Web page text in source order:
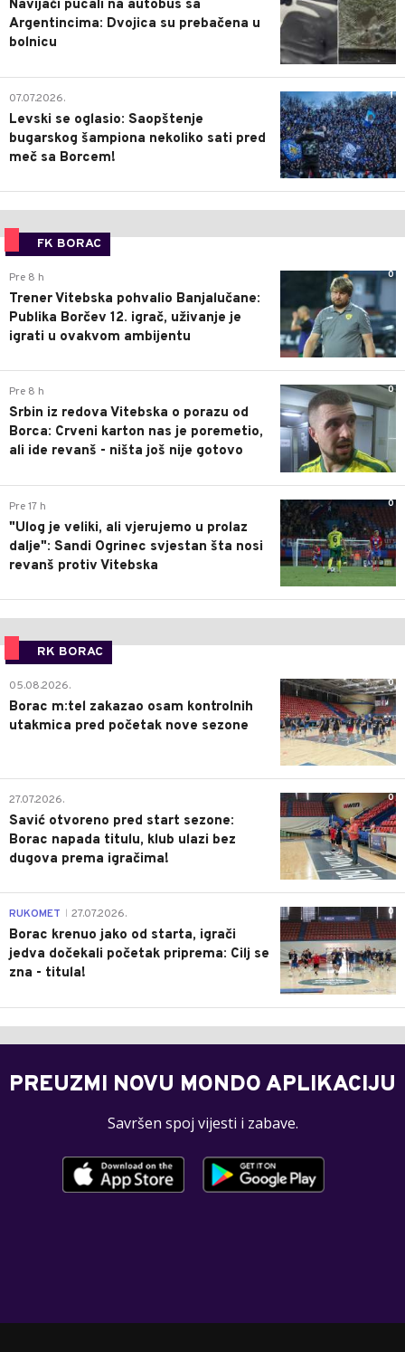
Navijači pucali na autobus sa
Argentincima: Dvojica su prebačena u
bolnicu
1
07.07.2026.
Levski se oglasio: Saopštenje
bugarskog šampiona nekoliko sati pred
meč sa Borcem!
FK BORAC
0
Pre 8 h
Trener Vitebska pohvalio Banjalučane:
Publika Borčev 12. igrač, uživanje je
igrati u ovakvom ambijentu
0
Pre 8 h
Srbin iz redova Vitebska o porazu od
Borca: Crveni karton nas je poremetio,
ali ide revanš - ništa još nije gotovo
0
Pre 17 h
"Ulog je veliki, ali vjerujemo u prolaz
dalje": Sandi Ogrinec svjestan šta nosi
revanš protiv Vitebska
RK BORAC
0
05.08.2026.
Borac m:tel zakazao osam kontrolnih
utakmica pred početak nove sezone
0
27.07.2026.
Savić otvoreno pred start sezone:
Borac napada titulu, klub ulazi bez
dugova prema igračima!
0
RUKOMET 27.07.2026.
Borac krenuo jako od starta, igrači
jedva dočekali početak priprema: Cilj se
zna - titula!
PREUZMI NOVU MONDO APLIKACIJU
Savršen spoj vijesti i zabave.